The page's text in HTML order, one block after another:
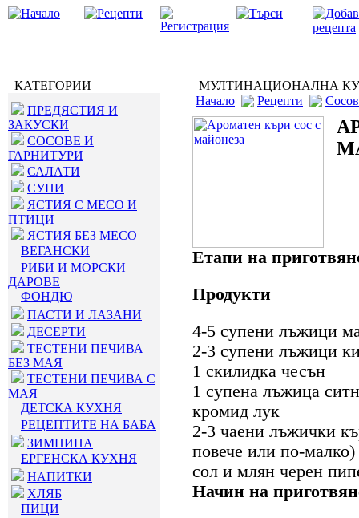
КАТЕГОРИИ
ПРЕДЯСТИЯ И
ЗАКУСКИ
СОСОВЕ И
ГАРНИТУРИ
САЛАТИ
СУПИ
ЯСТИЯ С МЕСО И
ПТИЦИ
ЯСТИЯ БЕЗ МЕСО
ВЕГАНСКИ
РИБИ И МОРСКИ
ДАРОВЕ
ФОНДЮ
ПАСТИ И ЛАЗАНИ
ДЕСЕРТИ
ТЕСТЕНИ ПЕЧИВА
БЕЗ МАЯ
ТЕСТЕНИ ПЕЧИВА С
МАЯ
ДЕТСКА КУХНЯ
РЕЦЕПТИТЕ НА БАБА
ЗИМНИНА
ЕРГЕНСКА КУХНЯ
НАПИТКИ
ХЛЯБ
ПИЦИ
МУЛТИНАЦИОНАЛНА
Начало
Рецепти
Етапи на
Продукти
4-5 супени лъжици
2-3 супени лъжици
1 скилидка чесън
1 супена лъжица
кромид лук
2-3 чаени лъжички
повече или по-малко)
сол и млян черен
Начин на